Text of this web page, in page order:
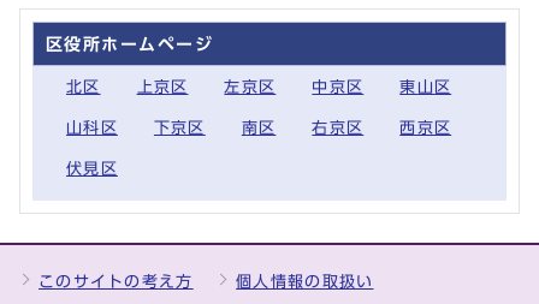
区役所ホームページ
北区 上京区 左京区 中京区 東山区
山科区 下京区 南区 右京区 西京区
伏見区
このサイトの考え方 個人情報の取扱い